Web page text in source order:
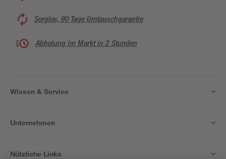
Sorglos, 90 Tage Umtauschgarantie
Abholung im Markt in 2 Stunden
Wissen & Service
Unternehmen
Nützliche Links